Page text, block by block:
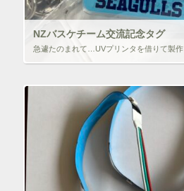
NZバスケチーム交流記念タグ
急遽たのまれて…UVプリンタを借りて製作